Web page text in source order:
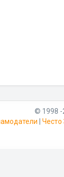
© 1998 -
Често